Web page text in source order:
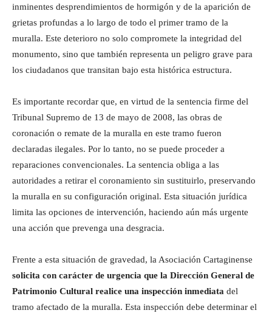
inminentes desprendimientos de hormigón y de la aparición de
grietas profundas a lo largo de todo el primer tramo de la
muralla. Este deterioro no solo compromete la integridad del
monumento, sino que también representa un peligro grave para
los ciudadanos que transitan bajo esta histórica estructura.
Es importante recordar que, en virtud de la sentencia firme del
Tribunal Supremo de 13 de mayo de 2008, las obras de
coronación o remate de la muralla en este tramo fueron
declaradas ilegales. Por lo tanto, no se puede proceder a
reparaciones convencionales. La sentencia obliga a las
autoridades a retirar el coronamiento sin sustituirlo, preservando
la muralla en su configuración original. Esta situación jurídica
limita las opciones de intervención, haciendo aún más urgente
una acción que prevenga una desgracia.
Frente a esta situación de gravedad, la Asociación Cartaginense
solicita con carácter de urgencia que la Dirección General de
Patrimonio Cultural realice una inspección inmediata del
tramo afectado de la muralla. Esta inspección debe determinar el